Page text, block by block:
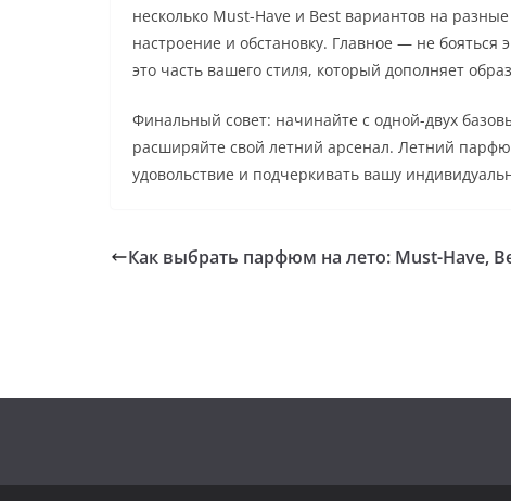
несколько Must-Have и Best вариантов на
настроение и обстановку. Главное — не
это часть вашего стиля, который дополняет
Финальный совет: начинайте с одной-двух
расширяйте свой летний арсенал. Летний
удовольствие и подчеркивать вашу
Как выбрать парфюм на лето: Must-Have,